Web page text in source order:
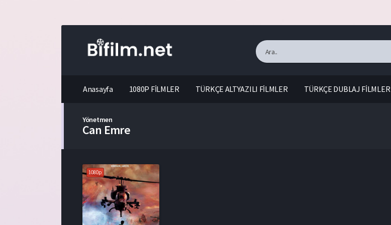
Anasayfa 1080P FİLMLER TÜRKÇE ALTYAZILI FİLMLER TÜRKÇE DUBLAJ FİLMLER
Yönetmen
Can Emre
1080p